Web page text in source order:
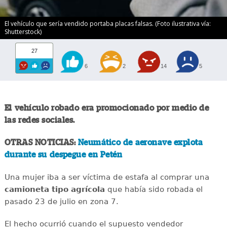
El vehículo que sería vendido portaba placas falsas. (Foto ilustrativa vía:
Shutterstock)
27
6 2 14 5
El vehículo robado era promocionado por medio de
las redes sociales.
OTRAS NOTICIAS:Neumático de aeronave explota
durante su despegue en Petén
Una mujer iba a ser víctima de estafa al comprar una
camioneta tipo agrícola que había sido robada el
pasado 23 de julio en zona 7.
El hecho ocurrió cuando el supuesto vendedor